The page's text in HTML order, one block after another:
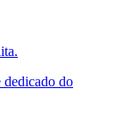
dedicado do